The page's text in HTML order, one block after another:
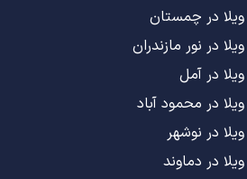
در چمستان
در نور مازندران
در آمل
در محمود آباد
در نوشهر
در دماوند